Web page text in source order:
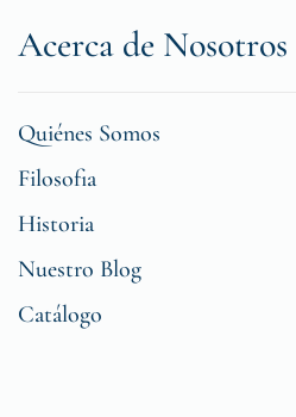
Acerca de Nosotros
Quiénes Somos
Filosofia
Historia
Nuestro Blog
Catálogo